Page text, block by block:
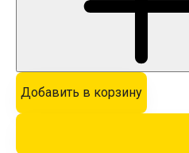
Добавить в корзину